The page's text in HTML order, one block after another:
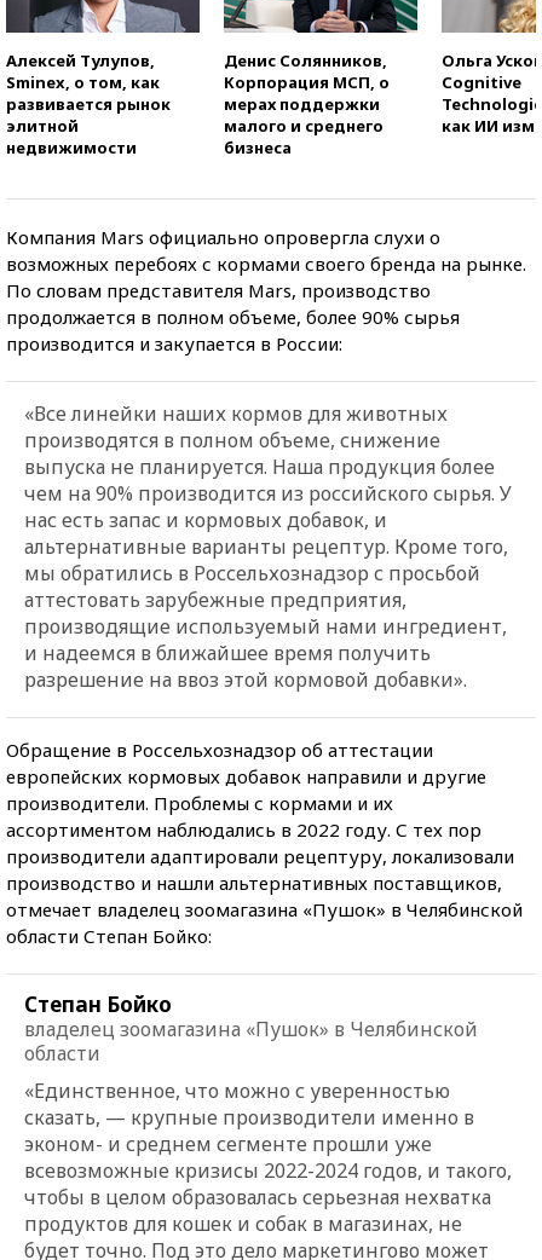
Алексей Тулупов,
Sminex, о том, как
развивается рынок
элитной
недвижимости
Денис Солянников,
Корпорация МСП, о
мерах поддержки
малого и среднего
бизнеса
Ольга
Cognitive
как ИИ
Компания Mars официально опровергла слухи о
возможных перебоях с кормами своего бренда на рынке.
По словам представителя Mars, производство
продолжается в полном объеме, более 90% сырья
производится и закупается в России:
«Все линейки наших кормов для животных
производятся в полном объеме, снижение
выпуска не планируется. Наша продукция более
чем на 90% производится из российского сырья. У
нас есть запас и кормовых добавок, и
альтернативные варианты рецептур. Кроме того,
мы обратились в Россельхознадзор с просьбой
аттестовать зарубежные предприятия,
производящие используемый нами ингредиент,
и надеемся в ближайшее время получить
разрешение на ввоз этой кормовой добавки».
Обращение в Россельхознадзор об аттестации
европейских кормовых добавок направили и другие
производители. Проблемы с кормами и их
ассортиментом наблюдались в 2022 году. С тех пор
производители адаптировали рецептуру, локализовали
производство и нашли альтернативных поставщиков,
отмечает владелец зоомагазина «Пушок» в Челябинской
области Степан Бойко:
Степан Бойко
владелец зоомагазина «Пушок» в Челябинской
области
«Единственное, что можно с уверенностью
сказать, — крупные производители именно в
эконом- и среднем сегменте прошли уже
всевозможные кризисы 2022-2024 годов, и такого,
чтобы в целом образовалась серьезная нехватка
продуктов для кошек и собак в магазинах, не
будет точно. Под это дело маркетингово может